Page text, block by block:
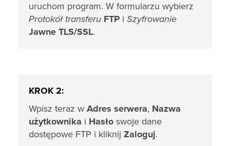
uruchom program. W formularzu wybierz
Protokół transferu FTP i Szyfrowanie
Jawne TLS/SSL.
KROK 2:
Wpisz teraz w Adres serwera, Nazwa
użytkownika i Hasło swoje dane
dostępowe FTP i kliknij Zaloguj.